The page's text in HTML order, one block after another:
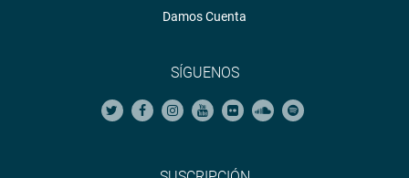
Damos Cuenta
SÍGUENOS